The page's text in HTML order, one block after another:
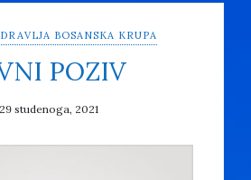
BOSANSKA KRUPA
POZIV
29 studenoga, 2021